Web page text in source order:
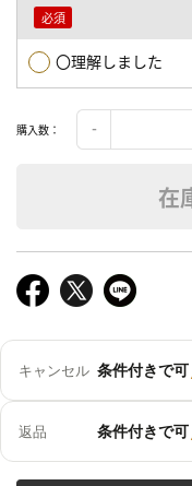
〇理解しました
購入数：
在
キャンセル 条件付きで可
返品 条件付きで可